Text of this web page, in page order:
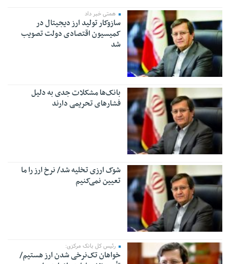
همتی خبر داد
سازوکار تولید ارز دیجیتال در
کمیسیون اقتصادی دولت تصویب
شد
بانک‌ها مشکلات جدی به دلیل
فشارهای تحریمی دارند
شوک ارزی تخلیه شد/ نرخ ارز را ما
تعیین نمی‌کنیم
رئیس کل بانک مرکزی:
خواهان تک‌نرخی شدن ارز هستیم/